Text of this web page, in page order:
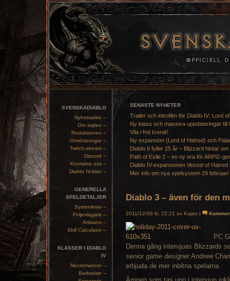
SVENSKADIABLO
Nyhetsarkiv –
Om sajten –
Redaktionen –
Omröstningar –
Twitch-stream –
Discord –
Kontakta oss –
Diablo IV-klan –
GENERELLA
SPELDETALJER
Systemkrav –
Följeslagare –
Artisans –
Skill Calculator –
KLASSER I DIABLO
IV
Necromancer –
Barbarian –
SENASTE NYHETER
Trailer och introfilm för Diablo IV: Lord
Ny klass och massiva uppdateringar till
Vila i frid Icerat!
Ny expansion (Lord of Hatred) och
Diablo II fyller 25 år – Blizzard hintar om
Path of Exile 2 – en ny era för ARPG-
Diablo IV-expansionen Vessel of
Mer info om nya spelsystem 29 februari
Diablo 3 – även för den
2011/12/06 kl. 22:21 av Kajan |
PC
Denna gång intervjuas Blizzards
senior game designerAndrew
erbjuda de mer inbitna spelarna.